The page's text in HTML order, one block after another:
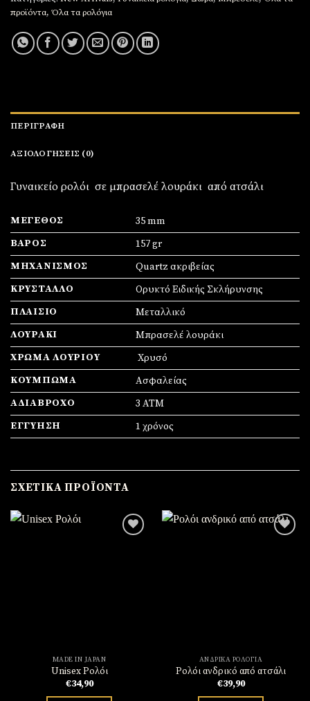
προϊόντα, Όλα τα ρολόγια
ΠΕΡΙΓΡΑΦΉ
ΑΞΙΟΛΟΓΉΣΕΙΣ (0)
Γυναικείο ρολόι σε μπρασελέ λουράκι από ατσάλι
ΜΈΓΕΘΟΣ
35 mm
ΒΆΡΟΣ
157 gr
ΜΗΧΑΝΙΣΜΌΣ
Quartz ακριβείας
ΚΡΎΣΤΑΛΛΟ
Ορυκτό Ειδικής Σκλήρυνσης
ΠΛΑΊΣΙΟ
Mεταλλικό
ΛΟΥΡΆΚΙ
Μπρασελέ λουράκι
ΧΡΏΜΑ ΛΟΥΡΙΟΎ
Χρυσό
ΚΟΎΜΠΩΜΑ
Ασφαλείας
ΑΔΙΆΒΡΟΧΟ
3 ATM
ΕΓΓΎΗΣΗ
1 χρόνος
ΣΧΕΤΙΚΆ ΠΡΟΪΌΝΤΑ
MADE IN JAPAN
Unisex Ρολόι
€34,90
ΑΝΔΡΙΚΆ ΡΟΛΌΓΙΑ
Ρολόι ανδρικό από ατσάλι
€39,90